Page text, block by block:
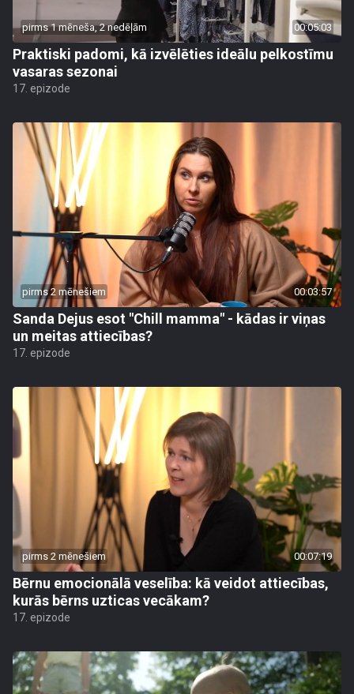
pirms 1 mēneša, 2 nedēļām 00:05:03
Praktiski padomi, kā izvēlēties ideālu pelkostīmu
vasaras sezonai
17. epizode
pirms 2 mēnešiem 00:03:57
Sanda Dejus esot "Chill mamma" - kādas ir viņas
un meitas attiecības?
17. epizode
pirms 2 mēnešiem 00:07:19
Bērnu emocionālā veselība: kā veidot attiecības,
kurās bērns uzticas vecākam?
17. epizode